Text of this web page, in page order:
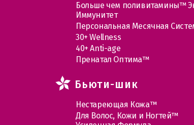
Больше чем поливитамины™
Иммунитет
Персональная Месячная
30+ Wellness
40+ Anti-age
Пренатал Оптима™
Бьюти-шик
Нестареющая Кожа™
Для Волос, Кожи и Ногтей™